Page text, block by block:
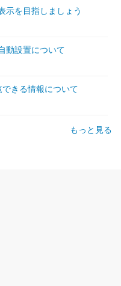
示を目指しましょう
動設置について
きる情報について
もっと見る